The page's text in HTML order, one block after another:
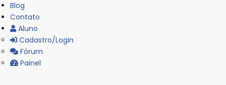
Blog
Contato
Aluno
Cadastro/Login
Fórum
Painel